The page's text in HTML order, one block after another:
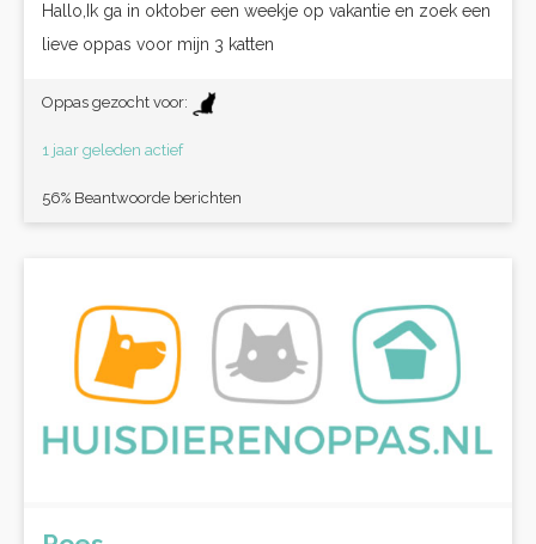
Hallo,Ik ga in oktober een weekje op vakantie en zoek een
lieve oppas voor mijn 3 katten
Oppas gezocht voor:
1 jaar geleden actief
56% Beantwoorde berichten